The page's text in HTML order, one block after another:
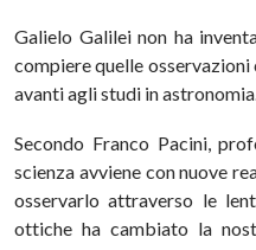
Galielo Galilei non ha
compiere quelle
avanti agli studi in
Secondo Franco Pacini,
scienza avviene con nuove
osservarlo attraverso le
ottiche ha cambiato la